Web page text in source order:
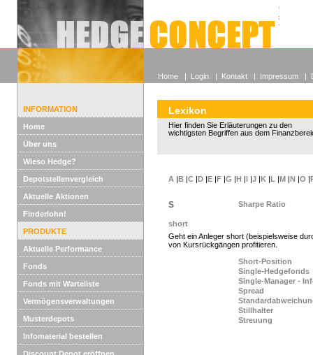
Alle
Wieso
INFORMATION
Home
Über uns
Wieso Hedge?
Depotstellenvergleich
Aktuelle Aktionen
Finderlohn!
PRODUKTE
Aktuelle Performance
Fonds
Fonds mit Warteliste
Vermögensverwaltungen
Musterdepots
Infomaterial bestellen
Lexikon
Hier finden Sie Erläuterungen zu den
wichtigsten Begriffen aus dem
A |B |C |D |E |F |G |H |I |J |K |L |M |N |O |
S Sharpe Ratio
short
Geht ein Anleger short (beispielsweise
von Kursrückgängen profitieren.
Short-Position
Single-Hedgefonds
Single-Manager -
Spread
Stillhalter
Streuung
Home | Login | Kontakt | Impressum |